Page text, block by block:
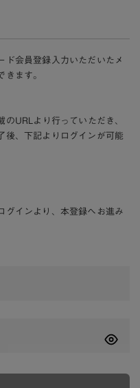
ド会員登録入力いただいたメ
きます。
URLより行っていただき、
後、下記よりログインが可能
グインより、本登録へお進み